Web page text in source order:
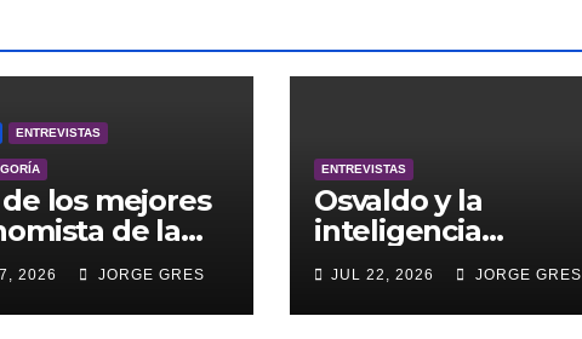
ENTREVISTAS
los mejores
de la
engalana
Gustavo
en vivo
2026 JORGE GRES
ENTREVISTAS
Osvaldo y la
inteligencia
artificial.
JUL 22, 2026 JORGE GRES